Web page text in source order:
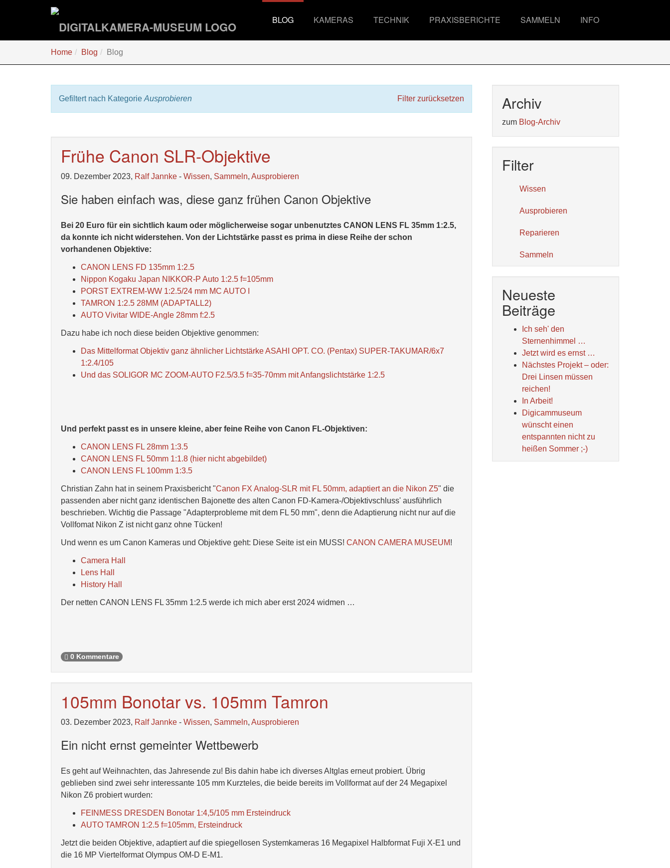
BLOG KAMERAS TECHNIK PRAXISBERICHTE SAMMELN INFO
sind
Home Blog Blog
Gefiltert nach Kategorie Ausprobieren Filter zurücksetzen
Frühe Canon SLR-Objektive
09. Dezember 2023, Ralf Jannke - Wissen, Sammeln, Ausprobieren
Sie haben einfach was, diese ganz frühen Canon Objektive
Bei 20 Euro für ein sichtlich kaum oder möglicherweise sogar unbenutztes CANON LENS FL 35mm 1:2.5,
da konnte ich nicht widerstehen. Von der Lichtstärke passt es prima in diese Reihe der schon
vorhandenen Objektive:
CANON LENS FD 135mm 1:2.5
Nippon Kogaku Japan NIKKOR-P Auto 1:2.5 f=105mm
PORST EXTREM-WW 1:2.5/24 mm MC AUTO I
TAMRON 1:2.5 28MM (ADAPTALL2)
AUTO Vivitar WIDE-Angle 28mm f:2.5
Dazu habe ich noch diese beiden Objektive genommen:
Das Mittelformat Objektiv ganz ähnlicher Lichtstärke ASAHI OPT. CO. (Pentax) SUPER-TAKUMAR/6x7
1:2.4/105
Und das SOLIGOR MC ZOOM-AUTO F2.5/3.5 f=35-70mm mit Anfangslichtstärke 1:2.5
Und perfekt passt es in unsere kleine, aber feine Reihe von Canon FL-Objektiven:
CANON LENS FL 28mm 1:3.5
CANON LENS FL 50mm 1:1.8 (hier nicht abgebildet)
CANON LENS FL 100mm 1:3.5
Christian Zahn hat in seinem Praxisbericht "Canon FX Analog-SLR mit FL 50mm, adaptiert an die Nikon Z5" die
passenden aber nicht ganz identischen Bajonette des alten Canon FD-Kamera-/Objektivschluss' ausführlich
beschrieben. Wichtig die Passage "Adapterprobleme mit dem FL 50 mm", denn die Adaptierung nicht nur auf die
Vollfomat Nikon Z ist nicht ganz ohne Tücken!
Und wenn es um Canon Kameras und Objektive geht: Diese Seite ist ein MUSS! CANON CAMERA MUSEUM!
Camera Hall
Lens Hall
History Hall
Der netten CANON LENS FL 35mm 1:2.5 werde ich mich aber erst 2024 widmen …
0 Kommentare
105mm Bonotar vs. 105mm Tamron
03. Dezember 2023, Ralf Jannke - Wissen, Sammeln, Ausprobieren
Ein nicht ernst gemeinter Wettbewerb
Es geht auf Weihnachten, das Jahresende zu! Bis dahin habe ich diverses Altglas erneut probiert. Übrig
geblieben sind zwei sehr interessante 105 mm Kurzteles, die beide bereits im Vollformat auf der 24 Megapixel
Nikon Z6 probiert wurden:
FEINMESS DRESDEN Bonotar 1:4,5/105 mm Ersteindruck
AUTO TAMRON 1:2.5 f=105mm, Ersteindruck
Jetzt die beiden Objektive, adaptiert auf die spiegellosen Systemkameras 16 Megapixel Halbformat Fuji X-E1 und
die 16 MP Viertelformat Olympus OM-D E-M1.
Archiv
zum Blog-Archiv
Filter
Wissen
Ausprobieren
Reparieren
Sammeln
Neueste
Beiträge
Ich seh' den
Sternenhimmel …
Jetzt wird es ernst …
Nächstes Projekt – oder:
Drei Linsen müssen
reichen!
In Arbeit!
Digicammuseum
wünscht einen
entspannten nicht zu
heißen Sommer ;-)